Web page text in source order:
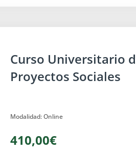
Curso Universitario
Proyectos Sociales
Modalidad: Online
410,00€